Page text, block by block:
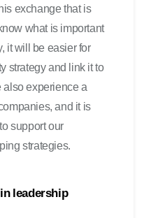
exchange that is
what is important
it will be easier for
strategy and link it to
also experience a
and it is
support our
strategies.
leadership